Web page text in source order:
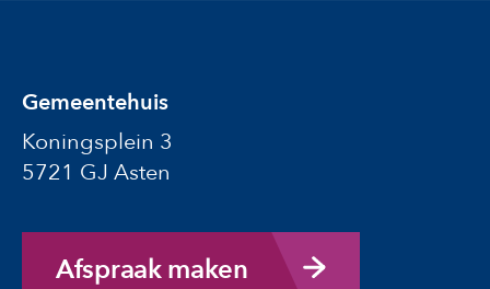
Gemeentehuis
Koningsplein 3
5721 GJ Asten
Afspraak maken